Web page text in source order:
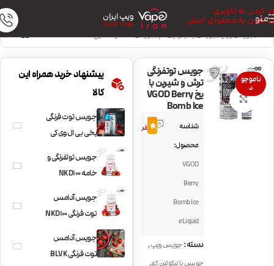
رد کردن به ناوبری
رد کردن به محتوای اصلی
منو ویپ ایران
VAPE IRAN
خانه/جویس ویپ/جویس با نیکوتین کم/جویس خنک و نعنایی
ناموجو
د
بزرگنمایی تصویر
جویس توتفرنگی
ترش و شیرین با
یخ VGOD Berry
Bomb Ice
شناسه
محصول:
VGOD
Berry
Bomb Ice
eLiquid
4
نظر4.8
دسته: جویس ویپ,
جویس با نیکوتین کم,
پیشنهاد خرید همراه این
کالا
جویس توت فرنگی
یخی بی ال وی کی
جویس توتفرنگی و
خامه NKD100
جویس آدامس
توت فرنگی NKD100
Strawberry
جویس آدامس
توت فرنگی BLVK